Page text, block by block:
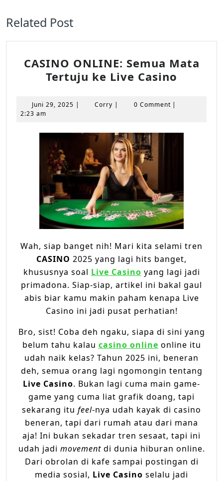
Related Post
CASINO ONLINE: Semua Mata
Tertuju ke Live Casino
Juni 29, 2025 Juni
| Corry Corry
| 0 Comment |
2:23 am
Wah, siap banget nih! Mari kita selami tren
CASINO 2025 yang lagi hits banget,
khususnya soal Live Casino yang lagi jadi
primadona. Siap-siap, artikel ini bakal gaul
abis biar kamu makin paham kenapa Live
Casino ini jadi pusat perhatian!
Bro, sist! Coba deh ngaku, siapa di sini yang
belum tahu kalau casino online online itu
udah naik kelas? Tahun 2025 ini, beneran
deh, semua orang lagi ngomongin tentang
Live Casino. Bukan lagi cuma main game-
game yang cuma liat grafik doang, tapi
sekarang itu feel-nya udah kayak di casino
beneran, tapi dari rumah atau dari mana
aja! Ini bukan sekadar tren sesaat, tapi ini
udah jadi movementdi dunia hiburan online.
Dari obrolan di kafe sampai postingan di
media sosial, Live Casino selalu jadi